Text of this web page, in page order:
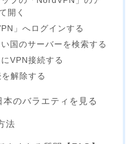
開く
」へログインする
国のサーバーを検索する
VPN接続する
解除する
のバラエティを見る
法